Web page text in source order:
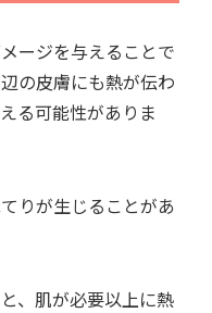
ージを与えることで
の皮膚にも熱が伝わ
る可能性がありま
りが生じることがあ
、肌が必要以上に熱